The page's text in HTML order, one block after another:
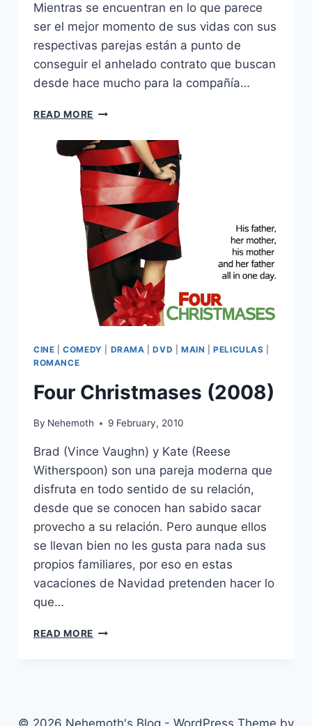
Mientras se encuentran en lo que parece
ser el mejor momento de sus vidas con sus
respectivas parejas están a punto de
conseguir el anhelado contrato que buscan
desde hace mucho para la compañía…
READ MORE THE
(2011)
CINE |COMEDY DRAMA |DVD MAIN |PELICULAS
ROMANCE
Four Christmases (2008)
By Nehemoth 9 February, 2010
Brad (Vince Vaughn) y Kate (Reese
Witherspoon) son una pareja moderna que
disfruta en todo sentido de su relación,
desde que se conocen han sabido sacar
provecho a su relación. Pero aunque ellos
se llevan bien no les gusta para nada sus
propios familiares, por eso en estas
vacaciones de Navidad pretenden hacer lo
que…
READ MORE FOUR